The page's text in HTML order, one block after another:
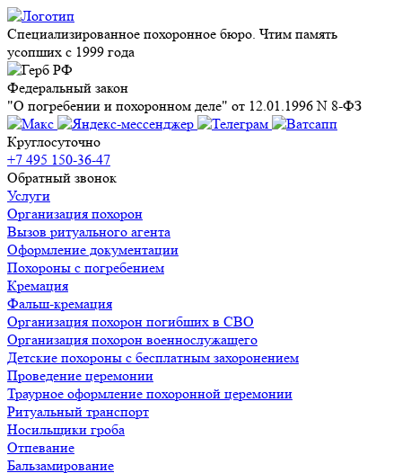
Специализированное похоронное бюро. Чтим память
усопших с 1999 года
Федеральный закон
"О погребении и похоронном деле" от 12.01.1996 N 8-ФЗ
Круглосуточно
+7 495 150-36-47
Обратный звонок
Услуги
Организация похорон
Вызов ритуального агента
Оформление документации
Похороны с погребением
Кремация
Фальш-кремация
Организация похорон погибших в СВО
Организация похорон военнослужащего
Детские похороны с бесплатным захоронением
Проведение церемонии
Траурное оформление похоронной церемонии
Ритуальный транспорт
Носильщики гроба
Отпевание
Бальзамирование